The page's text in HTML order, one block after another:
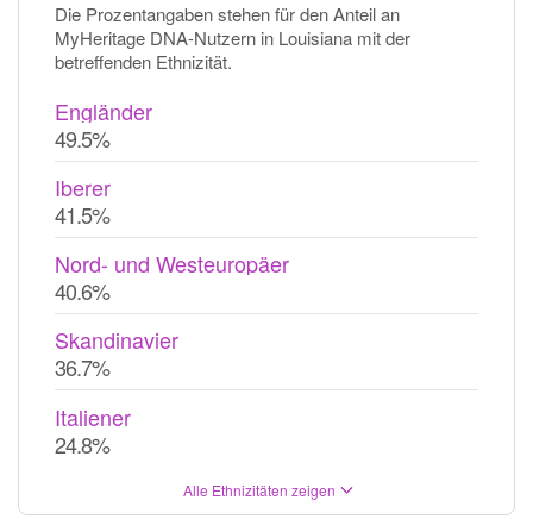
Die Prozentangaben stehen für den Anteil an
MyHeritage DNA-Nutzern in Louisiana mit der
betreffenden Ethnizität.
Engländer
49.5%
Iberer
41.5%
Nord- und Westeuropäer
40.6%
Skandinavier
36.7%
Italiener
24.8%
Alle Ethnizitäten zeigen